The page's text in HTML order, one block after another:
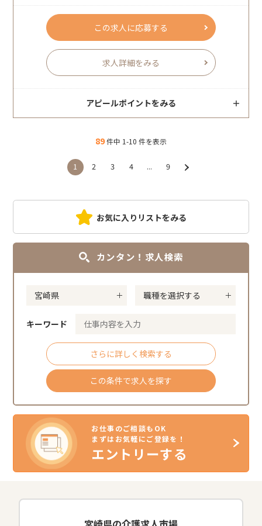
この求人に応募する
求人詳細をみる
アピールポイントをみる
89件中 1-10 件を表示
1 2 3 4 ... 9
お気に入りリストをみる
カンタン！求人検索
キーワード
さらに詳しく検索する
この条件で求人を探す
お仕事のご相談もOK
まずはお気軽にご登録を！
エントリーする